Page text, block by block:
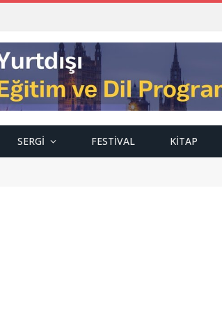
SERGI FESTIVAL KITAP